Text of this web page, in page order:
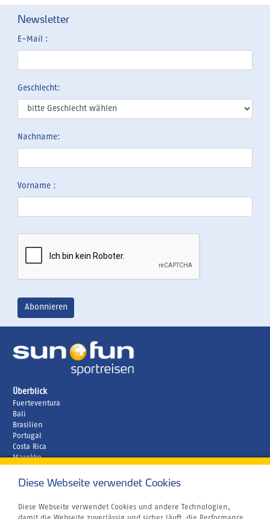
Newsletter
E-Mail :
Geschlecht:
Nachname:
Vorname :
Überblick
Fuerteventura
Bali
Brasilien
Portugal
Costa Rica
Marokko
Rund um´s Buchen
Bildnachweis
Gutschein
Diese Webseite verwendet Cookies
Diese Webseite verwendet Cookies und andere Technologien,